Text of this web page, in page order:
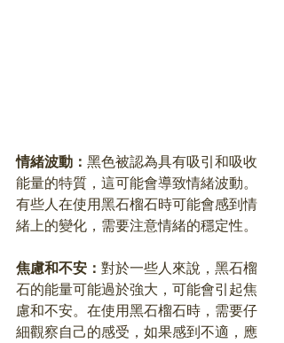
情緒波動： 黑色被認為具有吸引和吸收
能量的特質，這可能會導致情緒波動。
有些人在使用黑石榴石時可能會感到情
緒上的變化，需要注意情緒的穩定性。
焦慮和不安： 對於一些人來說，黑石榴
石的能量可能過於強大，可能會引起焦
慮和不安。在使用黑石榴石時，需要仔
細觀察自己的感受，如果感到不適，應